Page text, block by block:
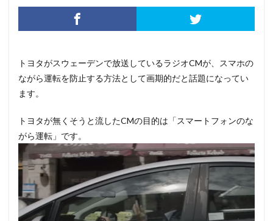
トヨタがスウェーデンで放送しているラジオCMが、スマホの
ながら運転を防止する方法として画期的だと話題になってい
ます。
トヨタが無くそうと流したCMの目的は「スマートフォンのな
がら運転」です。